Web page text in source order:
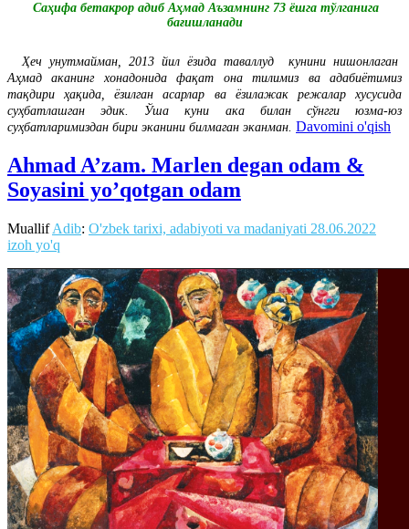
Саҳифа бетакрор адиб Аҳмад Аъзамнинг 73 ёшга тўлганига
бағишланади
Ҳеч унутмайман, 2013 йил ёзида таваллуд кунини нишонлаган
Аҳмад аканинг хонадонида фақат она тилимиз ва адабиётимиз
тақдири ҳақида, ёзилган асарлар ва ёзилажак режалар хусусида
суҳбатлашган эдик. Ўша куни ака билан сўнгги юзма-юз
суҳбатларимиздан бири эканини билмаган эканман. Davomini o'qish
Ahmad A’zam. Marlen degan odam &
Soyasini yo’qotgan odam
MuallifAdib: O'zbek tarixi, adabiyoti va madaniyati 28.06.2022
izoh yo'q